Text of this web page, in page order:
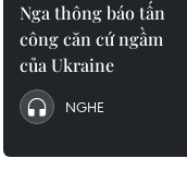
Nga thông báo tấn
công căn cứ ngầm
của Ukraine
NGHE